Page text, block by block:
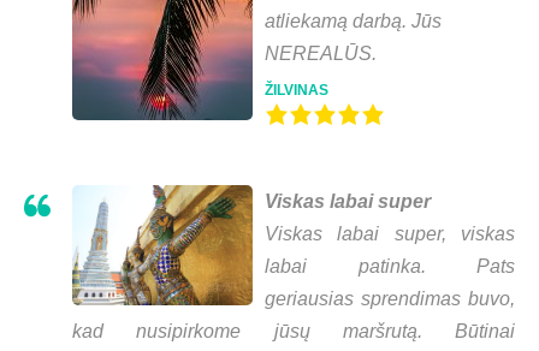
atliekamą darbą. Jūs
NEREALŪS.
ŽILVINAS
Viskas labai super
Viskas labai super, viskas
labai patinka. Pats
geriausias sprendimas buvo,
kad nusipirkome jūsų maršrutą. Būtinai